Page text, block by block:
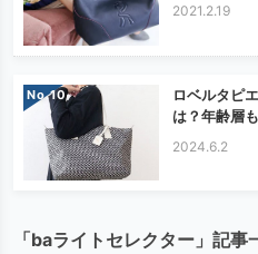
2021.2.19
No.
ロベルタピ
は？年齢層
2024.6.2
「baライトセレクター」記事